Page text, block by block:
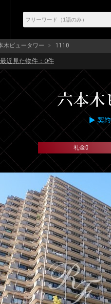
木ビュータワー 1110
最近見た物件： 0件
六本木
▶ 契約
礼金0